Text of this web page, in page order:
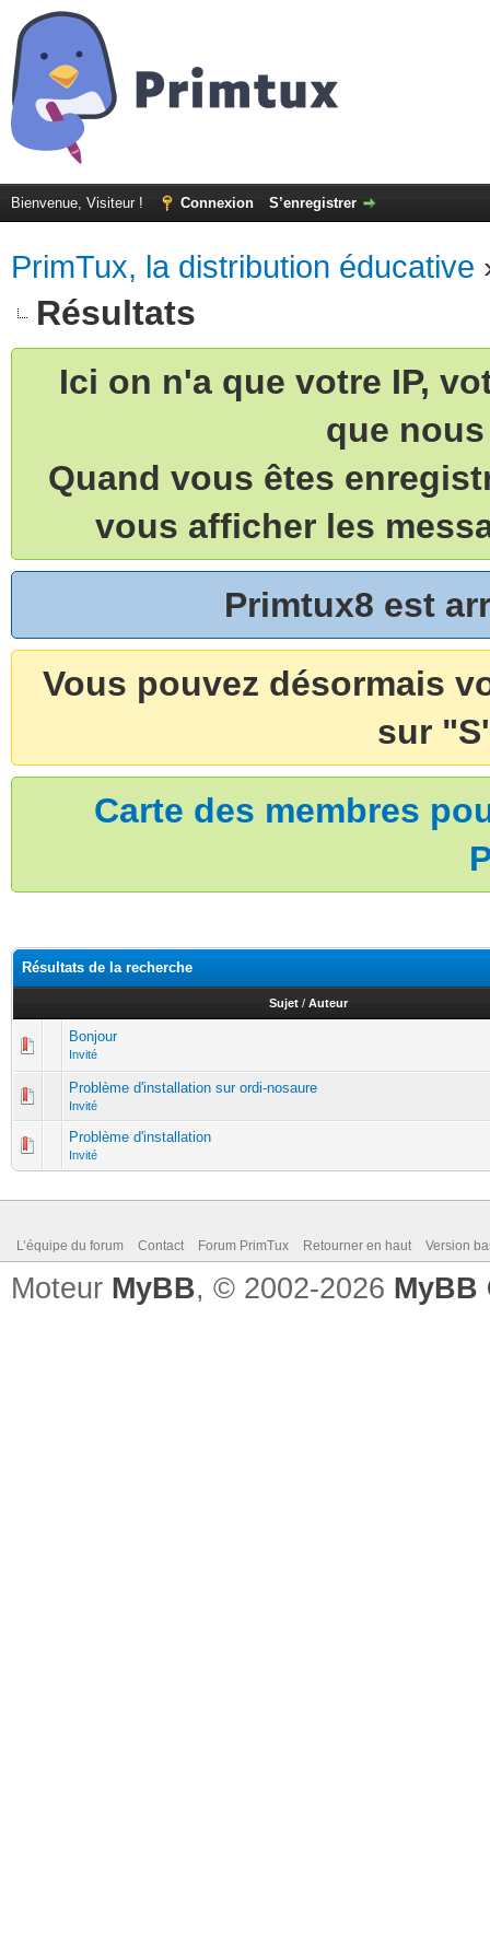
Bienvenue, Visiteur ! Connexion S’enregistrer
PrimTux, la distribution éducative
Résultats
Ici on n'a que votre IP,
que
Quand vous êtes
vous afficher les
Primtux8 est
Vous pouvez désormais
sur
Carte des membres
Résultats de la recherche
Sujet / Auteur
Bonjour
Invité
Problème d'installation sur ordi-nosaure
Invité
Problème d'installation
Invité
L’équipe du forum Contact Forum PrimTux Retourner en haut Version
Moteur MyBB, © 2002-2026 MyBB